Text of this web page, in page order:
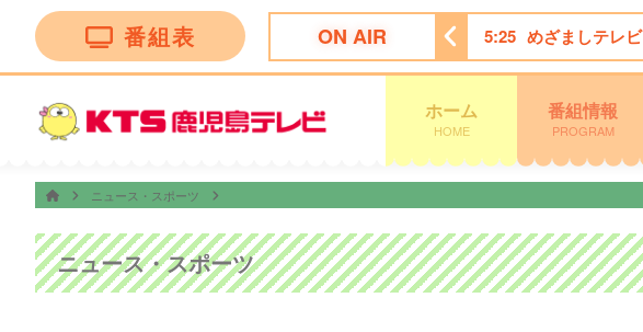
番組表 ON AIR
ピング 4:55 ビタブリッドジャパンテレビショッピング 5:25 めざましテレビ
ホーム
HOME
番組情報
PROGRAM
ニュース・スポーツ
ニュース・スポーツ